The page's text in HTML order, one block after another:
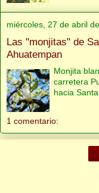
miércoles, 27 de abril
Las "monjitas" de
Ahuatempan
Monjita
carretera
hacia
1 comentario: